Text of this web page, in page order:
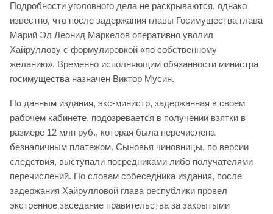
Подробности уголовного дела не раскрываются, однако
известно, что после задержания главы Госимущества глава
Марий Эл Леонид Маркелов оперативно уволил
Хайруллову с формулировкой «по собственному
желанию». Временно исполняющим обязанности министра
госимущества назначен Виктор Мусин.
По данным издания, экс-министр, задержанная в своем
рабочем кабинете, подозревается в получении взятки в
размере 12 млн руб., которая была перечислена
безналичным платежом. Сыновья чиновницы, по версии
следствия, выступали посредниками либо получателями
перечислений. По словам собеседника издания, после
задержания Хайрулловой глава республики провел
экстренное заседание правительства за закрытыми